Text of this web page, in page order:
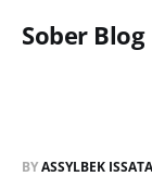
Sober Blog
BYASSYLBEK